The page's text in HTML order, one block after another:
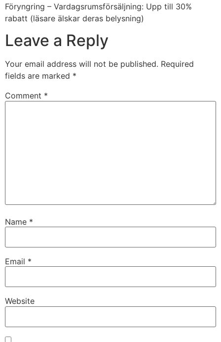
Föryngring – Vardagsrumsförsäljning: Upp till 30%
rabatt (läsare älskar deras belysning)
Leave a Reply
Your email address will not be published. Required
fields are marked *
Comment *
Name *
Email *
Website